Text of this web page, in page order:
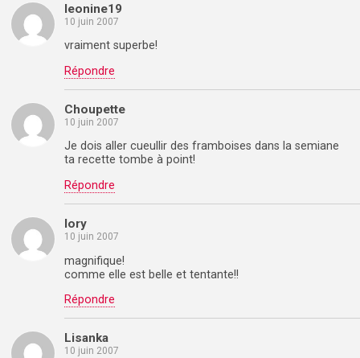
leonine19
10 juin 2007
vraiment superbe!
Répondre
Choupette
10 juin 2007
Je dois aller cueullir des framboises dans la semiane
ta recette tombe à point!
Répondre
lory
10 juin 2007
magnifique!
comme elle est belle et tentante!!
Répondre
Lisanka
10 juin 2007